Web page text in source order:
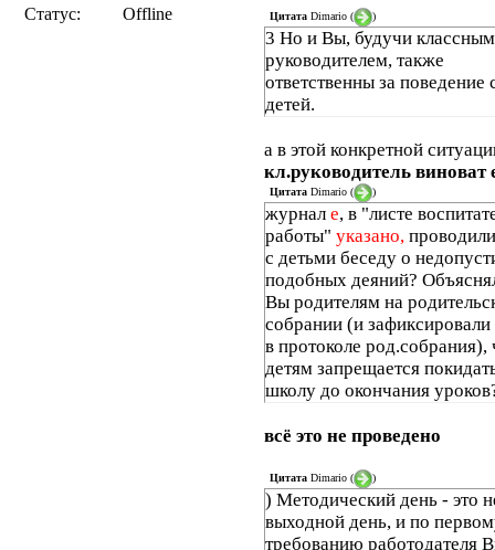
Статус:
Offline Цитата Dimario ( )
3 Но и Вы, будучи классным
руководителем, также
ответственны за поведение
детей.
а в этой конкретной
кл.руководитель виноват
Цитата Dimario ( )
журнал е, в "листе
работы" указано,
с детьми беседу о
подобных деяний?
Вы родителям на
собрании (и зафиксировали
в протоколе род.собрания),
детям запрещается
школу до окончания
всё это не проведено
Цитата Dimario ( )
) Методический день - это
выходной день, и по
требованию работодателя